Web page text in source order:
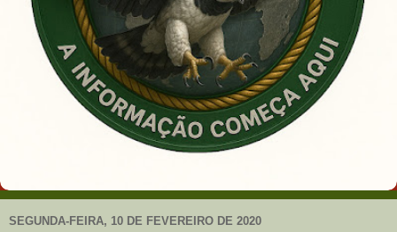
SEGUNDA-FEIRA, 10 DE FEVEREIRO DE 2020